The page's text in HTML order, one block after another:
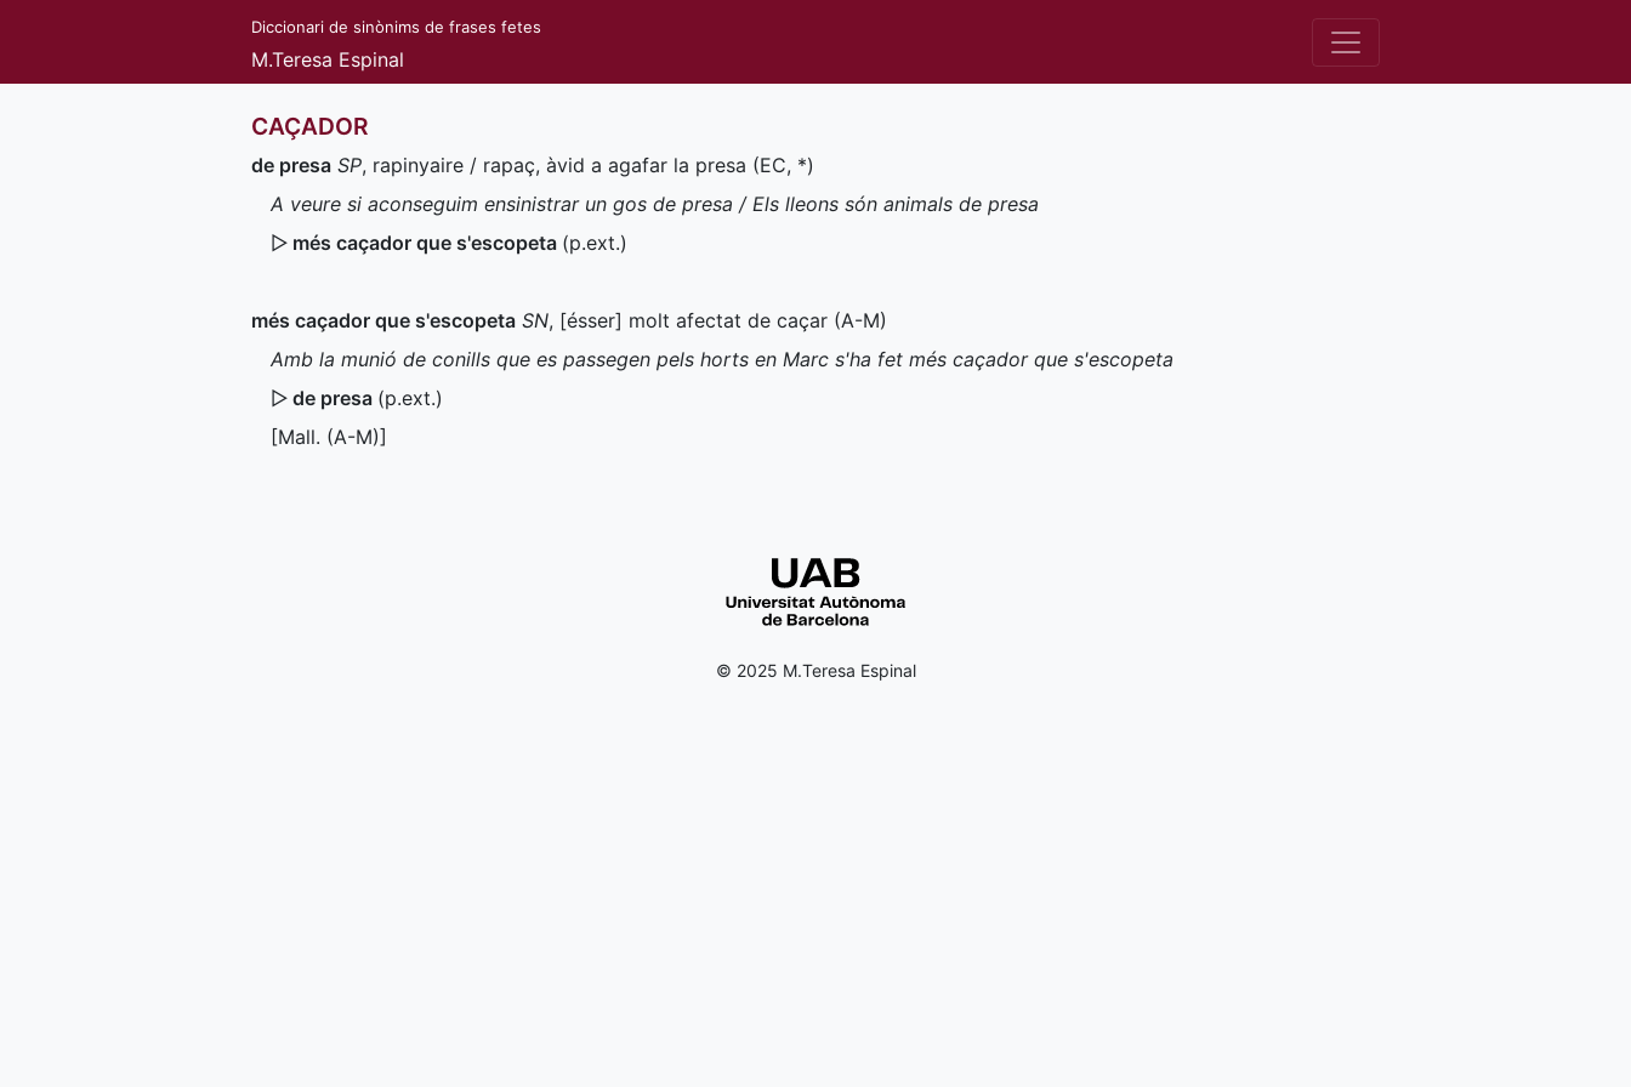
Diccionari de sinònims de frases fetes
M.Teresa Espinal
CAÇADOR
de presa SP, rapinyaire / rapaç, àvid a agafar la presa (EC, *)
A veure si aconseguim ensinistrar un gos de presa / Els lleons són animals de presa
▷ més caçador que s'escopeta (p.ext.)
més caçador que s'escopeta SN, [ésser] molt afectat de caçar (A-M)
Amb la munió de conills que es passegen pels horts en Marc s'ha fet més caçador que s'escopeta
▷ de presa (p.ext.)
[Mall. (A-M)]
© 2025 M.Teresa Espinal